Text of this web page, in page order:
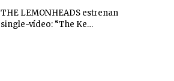
THE LEMONHEADS estrenan
single-vídeo: “The Ke…